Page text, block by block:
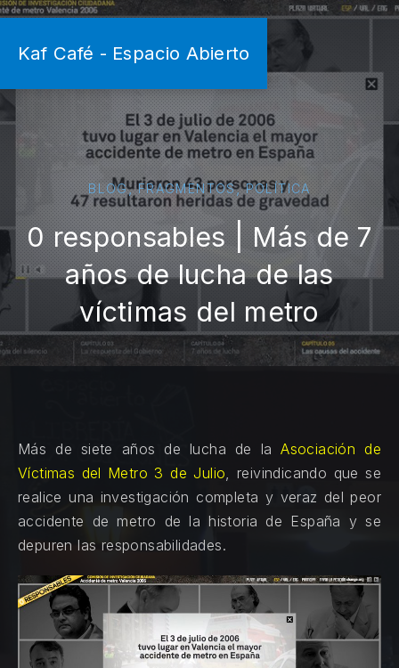
Kaf Café - Espacio Abierto
BLOG,FRAGMENTOS,POLÍTICA
0 responsables | Más de 7
años de lucha de las
víctimas del metro
Más de siete años de lucha de laAsociación de
Víctimas del Metro 3 de Julio, reivindicando que se
realice una investigación completa y veraz del peor
accidente de metro de la historia de España y se
depuren las responsabilidades.